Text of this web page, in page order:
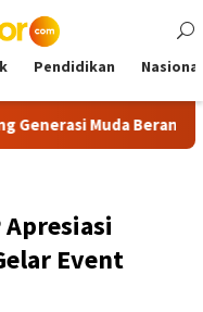
Pendidikan Nasional
Berani Bersuara dan
Apresiasi
Event